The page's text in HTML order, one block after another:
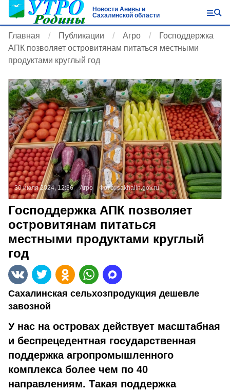
Новости Анивы и
Сахалинской области
Главная Публикации Агро
Господдержка
АПК позволяет островитянам питаться местными
продуктами круглый год
30 июля 2024, 12:36 Агро Фото:sakhalin.gov.ru
Господдержка АПК позволяет
островитянам питаться
местными продуктами круглый
год
Сахалинская сельхозпродукция дешевле
завозной
У нас на островах действует масштабная
и беспрецедентная государственная
поддержка агропромышленного
комплекса более чем по 40
направлениям. Такая поддержка